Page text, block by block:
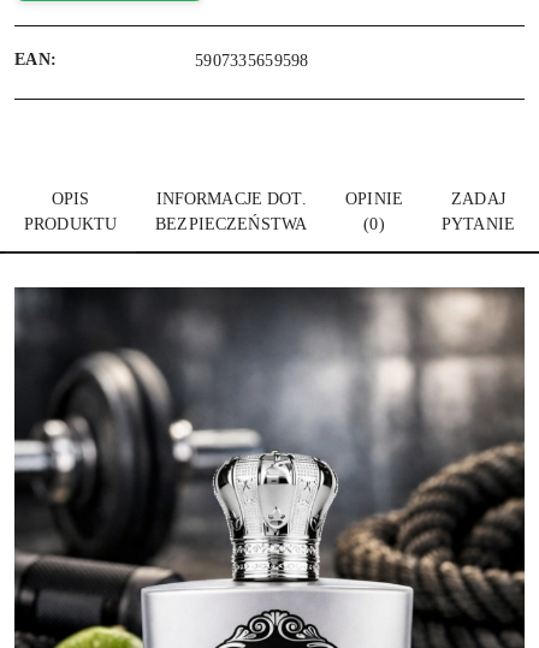
EAN: 5907335659598
OPIS
PRODUKTU
INFORMACJE DOT.
BEZPIECZEŃSTWA
OPINIE
(0)
ZADAJ
PYTANIE